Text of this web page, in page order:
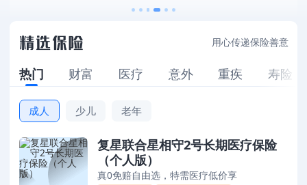
用心传递保险善意
热门 财富 医疗 意外 重疾 寿险
成人 少儿 老年
复星联合星相守2号长期医疗保险
（个人版）
真0免赔自由选，特需医疗低价享